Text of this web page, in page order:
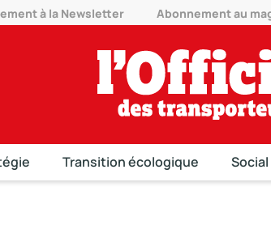
à la Newsletter Abonnement au
Transition écologique Social